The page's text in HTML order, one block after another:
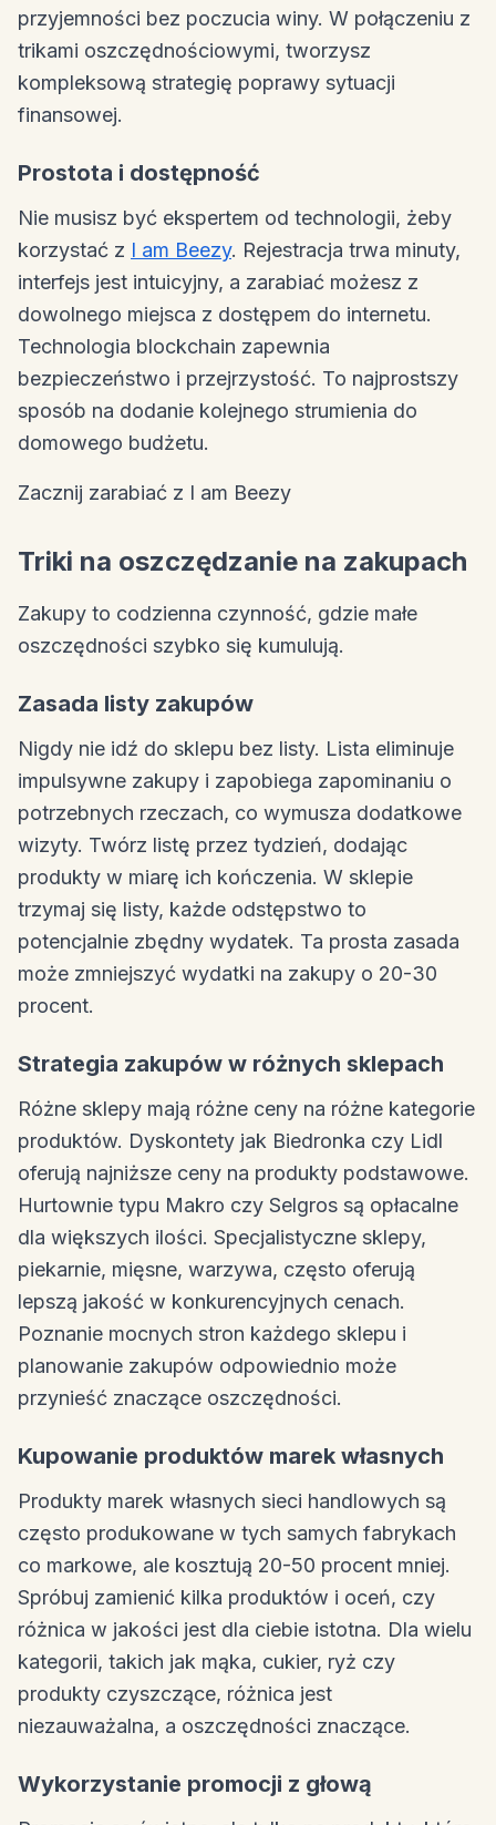
przyjemności bez poczucia winy. W połączeniu z
trikami oszczędnościowymi, tworzysz
kompleksową strategię poprawy sytuacji
finansowej.
Prostota i dostępność
Nie musisz być ekspertem od technologii, żeby
korzystać z I am Beezy. Rejestracja trwa minuty,
interfejs jest intuicyjny, a zarabiać możesz z
dowolnego miejsca z dostępem do internetu.
Technologia blockchain zapewnia
bezpieczeństwo i przejrzystość. To najprostszy
sposób na dodanie kolejnego strumienia do
domowego budżetu.
Zacznij zarabiać z I am Beezy
Triki na oszczędzanie na zakupach
Zakupy to codzienna czynność, gdzie małe
oszczędności szybko się kumulują.
Zasada listy zakupów
Nigdy nie idź do sklepu bez listy. Lista eliminuje
impulsywne zakupy i zapobiega zapominaniu o
potrzebnych rzeczach, co wymusza dodatkowe
wizyty. Twórz listę przez tydzień, dodając
produkty w miarę ich kończenia. W sklepie
trzymaj się listy, każde odstępstwo to
potencjalnie zbędny wydatek. Ta prosta zasada
może zmniejszyć wydatki na zakupy o 20-30
procent.
Strategia zakupów w różnych sklepach
Różne sklepy mają różne ceny na różne kategorie
produktów. Dyskontety jak Biedronka czy Lidl
oferują najniższe ceny na produkty podstawowe.
Hurtownie typu Makro czy Selgros są opłacalne
dla większych ilości. Specjalistyczne sklepy,
piekarnie, mięsne, warzywa, często oferują
lepszą jakość w konkurencyjnych cenach.
Poznanie mocnych stron każdego sklepu i
planowanie zakupów odpowiednio może
przynieść znaczące oszczędności.
Kupowanie produktów marek własnych
Produkty marek własnych sieci handlowych są
często produkowane w tych samych fabrykach
co markowe, ale kosztują 20-50 procent mniej.
Spróbuj zamienić kilka produktów i oceń, czy
różnica w jakości jest dla ciebie istotna. Dla wielu
kategorii, takich jak mąka, cukier, ryż czy
produkty czyszczące, różnica jest
niezauważalna, a oszczędności znaczące.
Wykorzystanie promocji z głową